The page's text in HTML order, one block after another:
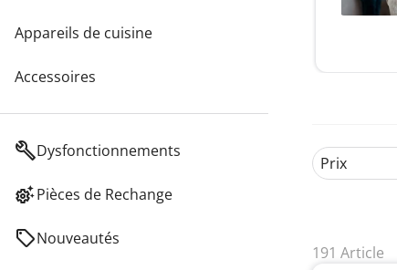
Appareils de cuisine
Accessoires
Dysfonctionnements
Pièces de Rechange
Nouveautés
Prix
191 Article